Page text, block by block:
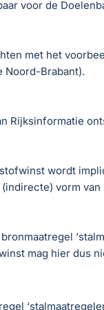
voor de
met het
Noord-Brabant).
Rijksinformatie
wordt
vorm van
mag hier dus